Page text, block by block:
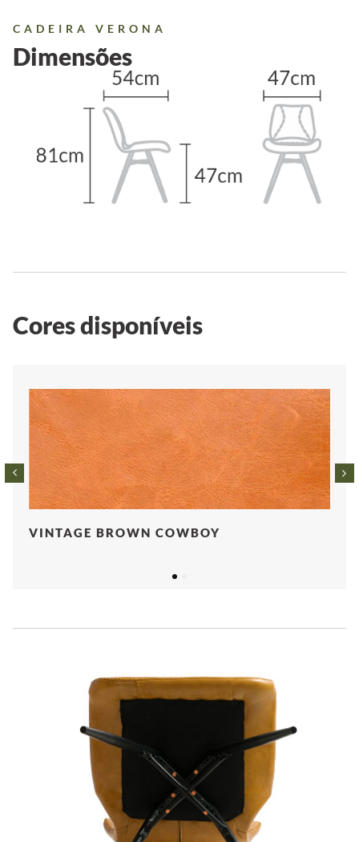
CADEIRA VERONA
Dimensões
Cores disponíveis
VINTAGE BROWN COWBOY